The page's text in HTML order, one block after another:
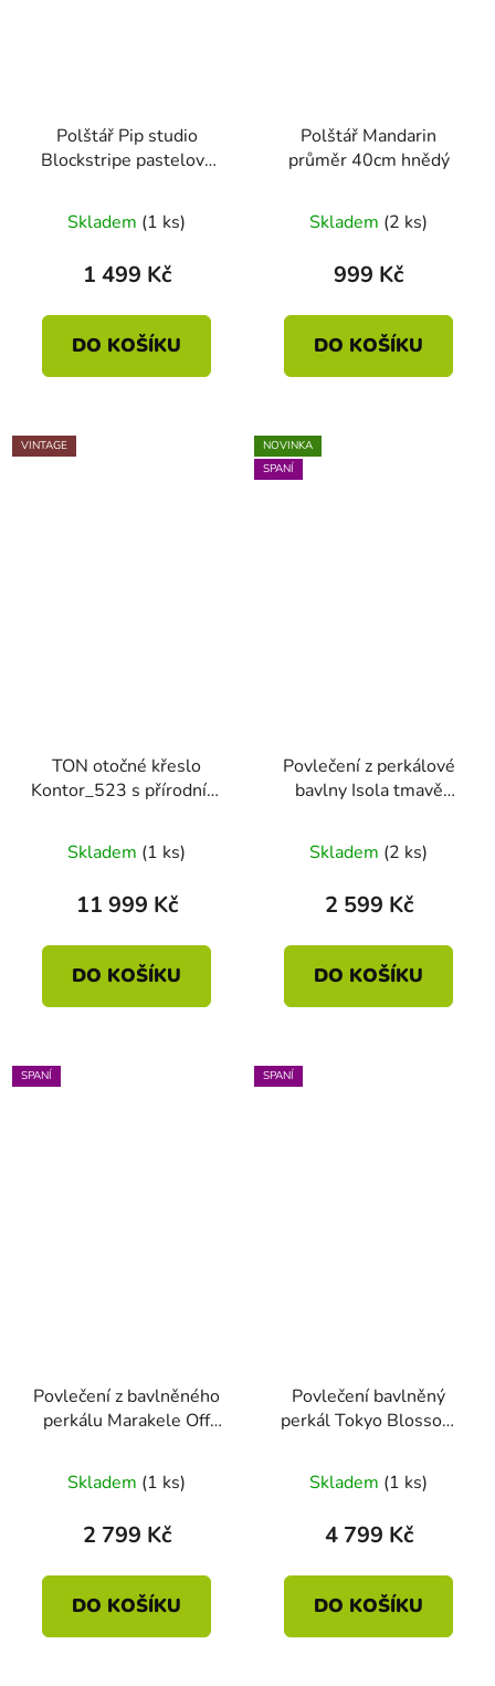
Polštář Pip studio
Blockstripe pastelová
Skladem (1 ks)
1 499 Kč
DO KOŠÍKU
Polštář Mandarin
průměr 40cm hnědý
Skladem (2 ks)
999 Kč
DO KOŠÍKU
VINTAGE
TON otočné křeslo
Kontor_523 s přírodním
Skladem (1 ks)
11 999 Kč
DO KOŠÍKU
NOVINKA
SPANÍ
Povlečení z perkálové
bavlny Isola tmavě
Skladem (2 ks)
2 599 Kč
DO KOŠÍKU
SPANÍ
Povlečení z bavlněného
perkálu Marakele Off
70x90
Skladem (1 ks)
2 799 Kč
DO KOŠÍKU
SPANÍ
Povlečení bavlněný
perkál Tokyo Blossom
70 x 90
Skladem (1 ks)
4 799 Kč
DO KOŠÍKU